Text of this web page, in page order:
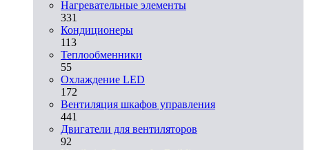
Нагревательные элементы
331
Кондиционеры
113
Теплообменники
55
Охлаждение LED
172
Вентиляция шкафов управления
441
Двигатели для вентиляторов
92